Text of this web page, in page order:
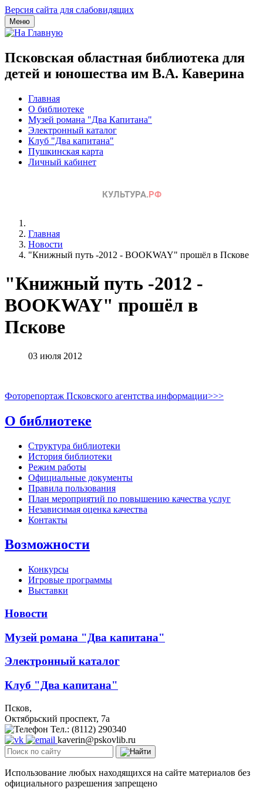
Версия сайта для слабовидящих
Меню
Псковская областная библиотека для
детей и юношества им В.А. Каверина
Главная
О библиотеке
Музей романа "Два Капитана"
Электронный каталог
Клуб "Два капитана"
Пушкинская карта
Личный кабинет
Главная
Новости
"Книжный путь -2012 - BOOKWAY" прошёл в Пскове
"Книжный путь -2012 -
BOOKWAY" прошёл в
Пскове
03 июля 2012
Фоторепортаж Псковского агентства информации>>>
О библиотеке
Структура библиотеки
История библиотеки
Режим работы
Официальные документы
Правила пользования
План мероприятий по повышению качества услуг
Независимая оценка качества
Контакты
Возможности
Конкурсы
Игровые программы
Выставки
Новости
Музей романа "Два капитана"
Электронный каталог
Клуб "Два капитана"
Псков,
Октябрьский проспект, 7a
Тел.: (8112) 290340
kaverin@pskovlib.ru
Использование любых находящихся на сайте материалов без
официального разрешения запрещено